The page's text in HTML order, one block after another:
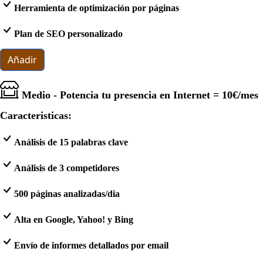
Herramienta de optimización por páginas
Plan de SEO personalizado
Añadir
Medio - Potencia tu presencia en Internet = 10€/mes
Caracteristicas:
Análisis de 15 palabras clave
Análisis de 3 competidores
500 páginas analizadas/dia
Alta en Google, Yahoo! y Bing
Envío de informes detallados por email